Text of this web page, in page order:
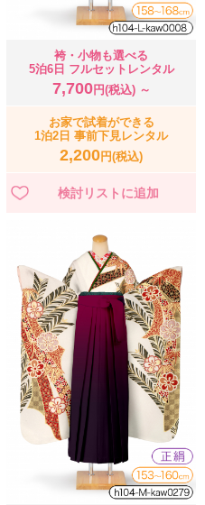
袴・小物も選べる
5泊6日 フルセットレンタル
7,700円(税込) ～
お家で試着ができる
1泊2日 事前下見レンタル
2,200円(税込)